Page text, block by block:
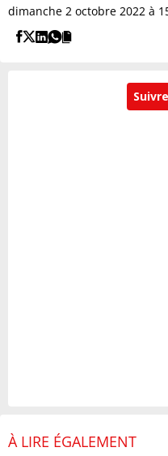
dimanche 2 octobre 2022 à
À LIRE ÉGALEMENT